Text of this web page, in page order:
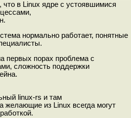
в Linux ядре с устоявшимися
нормально работает, понятные
первых порах проблема с
сложность поддержки
linux-rs и там
желающие из Linux всегда могут